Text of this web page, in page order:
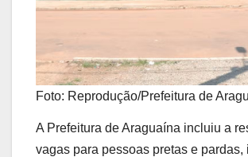
Foto: Reprodução/Prefeitura de
A Prefeitura de Araguaína incluiu a
vagas para pessoas pretas e pardas,